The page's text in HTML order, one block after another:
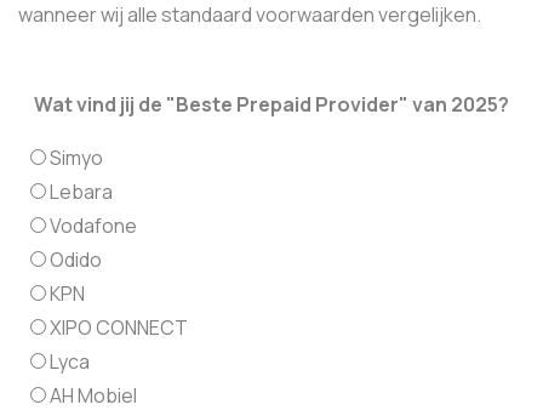
wanneer wij alle standaard voorwaarden vergelijken.
Wat vind jij de "Beste Prepaid Provider" van 2025?
Simyo
Lebara
Vodafone
Odido
KPN
XIPO CONNECT
Lyca
AH Mobiel